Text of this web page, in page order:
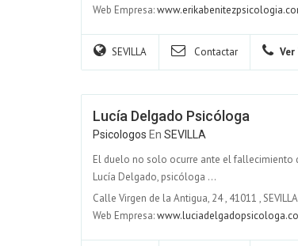
Web Empresa:
SEVILLA Contactar
Lucía Delgado Psicóloga
Psicologos En SEVILLA
El duelo no solo ocurre ante el fallecimiento
Lucía Delgado, psicóloga ...
Calle Virgen de la Antigua, 24, 41011 ,SEVILLA
Web Empresa: